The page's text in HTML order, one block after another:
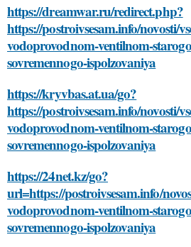
https://dreamwar.ru/redirect.php?
https://postroivsesam.info/novosti/
vodoprovodnom-ventilnom-
sovremennogo-ispolzovaniya
https://kryvbas.at.ua/go?
https://postroivsesam.info/novosti/
vodoprovodnom-ventilnom-
sovremennogo-ispolzovaniya
https://24net.kz/go?
url=https://postroivsesam.info/
vodoprovodnom-ventilnom-
sovremennogo-ispolzovaniya